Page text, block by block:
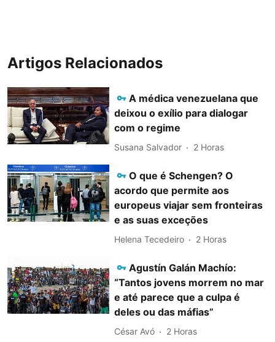
Artigos Relacionados
A médica venezuelana que
deixou o exílio para dialogar
com o regime
Susana Salvador 2 Horas
O que é Schengen? O
acordo que permite aos
europeus viajar sem fronteiras
e as suas exceções
Helena Tecedeiro 2 Horas
Agustín Galán Machío:
“Tantos jovens morrem no mar
e até parece que a culpa é
deles ou das máfias”
César Avó 2 Horas